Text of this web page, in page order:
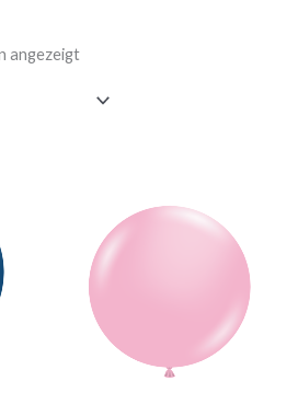
angezeigt